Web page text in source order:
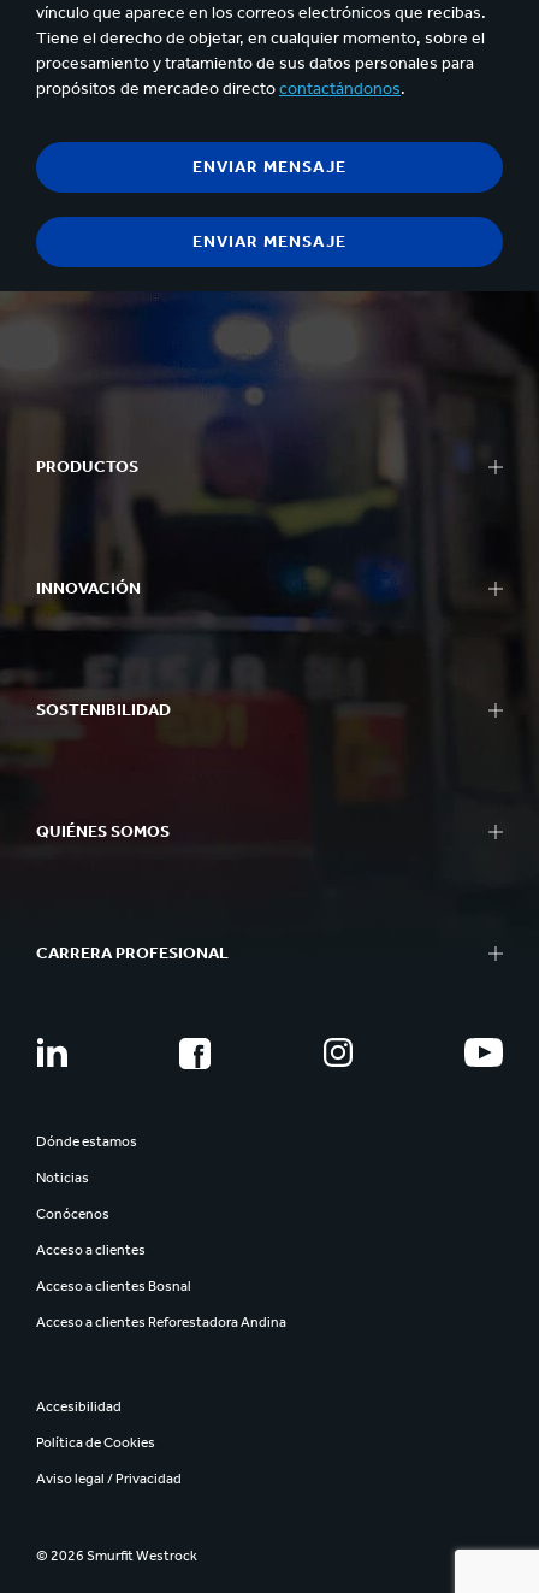
vínculo que aparece en los correos electrónicos que recibas.
Tiene el derecho de objetar, en cualquier momento, sobre el
procesamiento y tratamiento de sus datos personales para
propósitos de mercadeo directocontactándonos.
PRODUCTOS
INNOVACIÓN
SOSTENIBILIDAD
QUIÉNES SOMOS
CARRERA PROFESIONAL
Dónde estamos
Noticias
Conócenos
Acceso a clientes
Acceso a clientes Bosnal
Acceso a clientes Reforestadora Andina
Accesibilidad
Política de Cookies
Aviso legal / Privacidad
© 2026 Smurfit Westrock